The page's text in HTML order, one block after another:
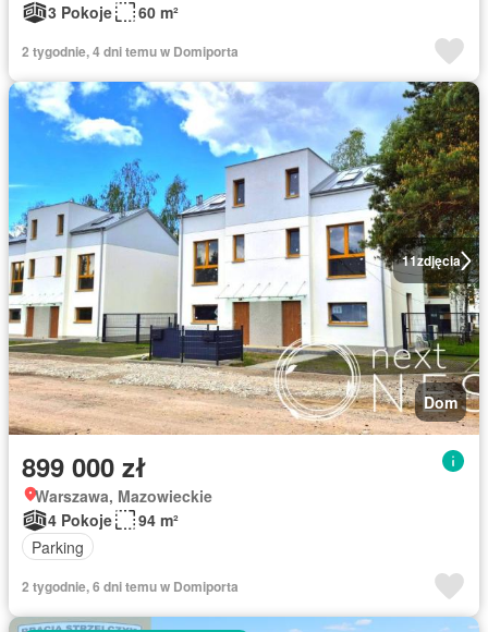
3 Pokoje
60 m²
2 tygodnie, 4 dni temu w Domiporta
11zdjęcia
Dom
899 000 zł
Warszawa, Mazowieckie
4 Pokoje
94 m²
Parking
2 tygodnie, 6 dni temu w Domiporta